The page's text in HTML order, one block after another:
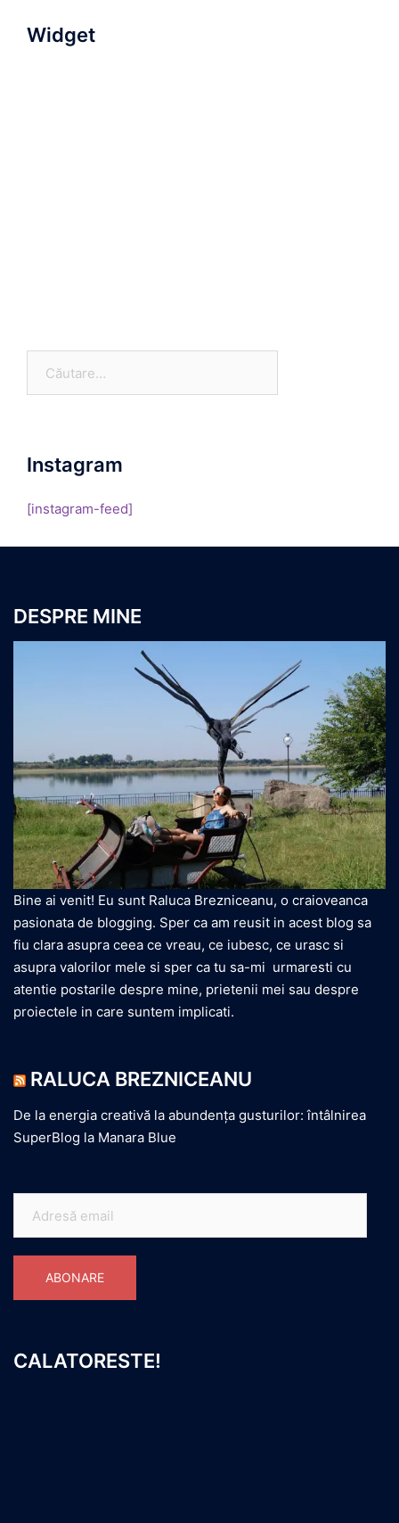
Widget
după:
Instagram
[instagram-feed]
DESPRE MINE
Bine ai venit! Eu sunt Raluca Brezniceanu, o craioveanca
pasionata de blogging. Sper ca am reusit in acest blog sa
fiu clara asupra ceea ce vreau, ce iubesc, ce urasc si
asupra valorilor mele si sper ca tu sa-mi urmaresti cu
atentie postarile despre mine, prietenii mei sau despre
proiectele in care suntem implicati.
RALUCA BREZNICEANU
De la energia creativă la abundența gusturilor: întâlnirea
SuperBlog la Manara Blue
email
ABONARE
CALATORESTE!